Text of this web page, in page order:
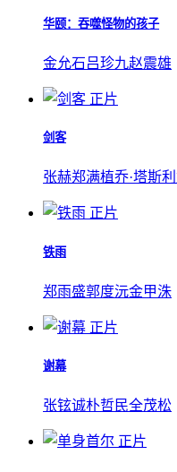
华颐：吞噬怪物的孩子
金允石吕珍九赵震雄
正片
剑客
张赫郑满植乔·塔斯
正片
铁雨
郑雨盛郭度沅金甲洙
正片
谢幕
张铉诚朴哲民全茂松
正片